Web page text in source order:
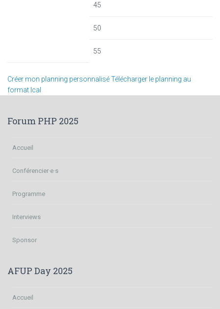
45
50
55
Créer mon planning personnaliséTélécharger le planning au
format Ical
Forum PHP 2025
Accueil
Conférencier·e·s
Programme
Interviews
Sponsor
AFUP Day 2025
Accueil